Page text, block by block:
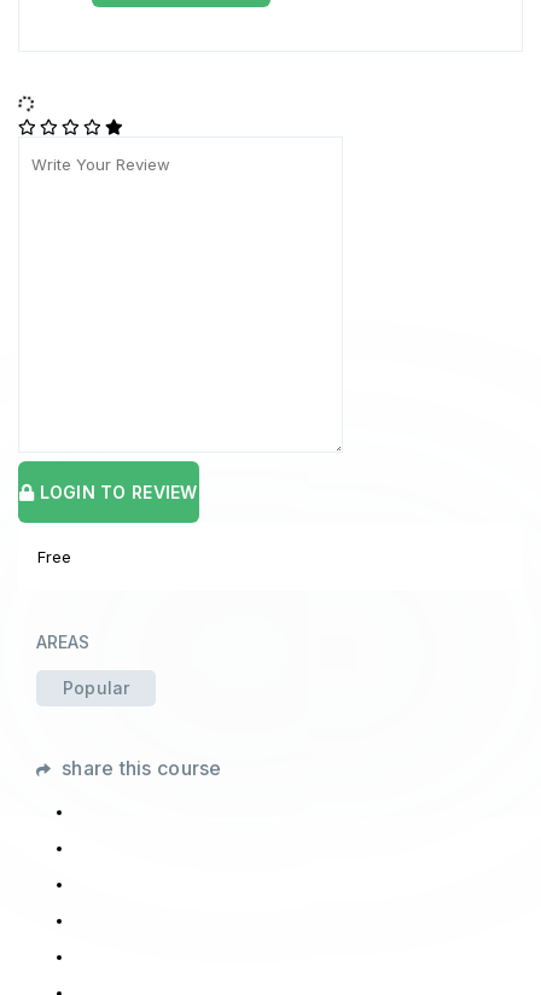
LOGIN TO REVIEW
Free
AREAS
Popular
share this course